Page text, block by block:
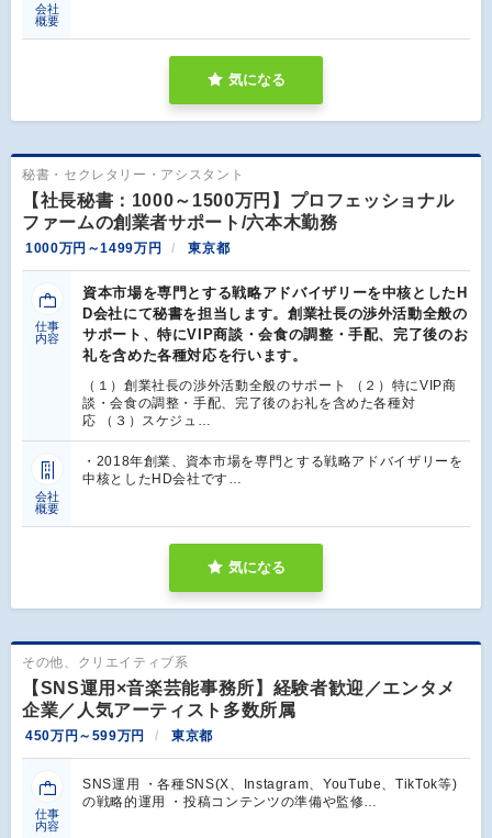
会社
概要
気になる
秘書・セクレタリー・アシスタント
【社長秘書：1000～1500万円】プロフェッショナル
ファームの創業者サポート/六本木勤務
1000万円～1499万円 東京都
仕事
内容
資本市場を専門とする戦略アドバイザリーを中核としたH
D会社にて秘書を担当します。創業社長の渉外活動全般の
サポート、特にVIP商談・会食の調整・手配、完了後のお
礼を含めた各種対応を行います。
（１）創業社長の渉外活動全般のサポート （２）特にVIP商
談・会食の調整・手配、完了後のお礼を含めた各種対
応 （３）スケジュ…
会社
概要
・2018年創業、資本市場を専門とする戦略アドバイザリーを
中核としたHD会社です…
気になる
その他、クリエイティブ系
【SNS運用×音楽芸能事務所】経験者歓迎／エンタメ
企業／人気アーティスト多数所属
450万円～599万円 東京都
仕事
内容
SNS運用 ・各種SNS(X、Instagram、YouTube、TikTok等)
の戦略的運用 ・投稿コンテンツの準備や監修…